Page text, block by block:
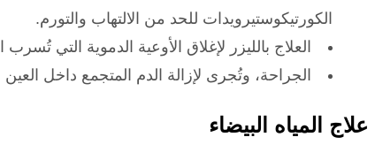
الكورتيكوستيرويدات للحد من الالتهاب والتورم.
العلاج بالليزر لإغلاق الأوعية الدموية التي تُسرب
الجراحة، وتُجرى لإزالة الدم المتجمع داخل
علاج المياه البيضاء